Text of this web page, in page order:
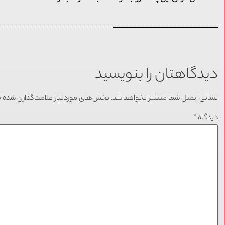
دیدگاهتان را بنویسید
نشانی ایمیل شما منتشر نخواهد شد. بخش‌های موردنیاز علامت‌گذاری
دیدگاه *